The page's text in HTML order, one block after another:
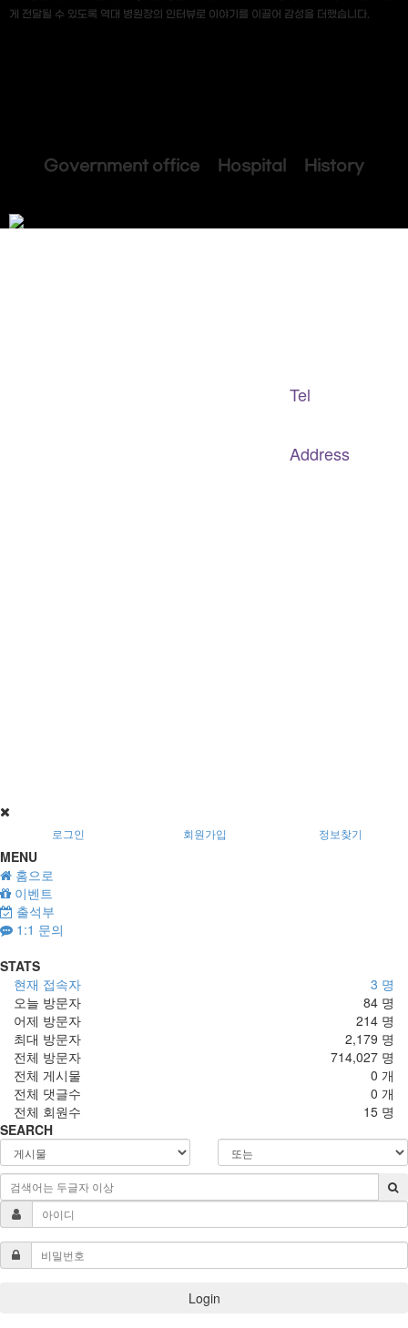
게 전달될 수 있도록 역대 병원장의 인터뷰로 이야기를 이끌어 감성을 더했습니다.
Government office Hospital History
Tel
Address
로그인 회원가입 정보찾기
MENU
홈으로
이벤트
출석부
1:1 문의
STATS
3 명
현재 접속자
84 명
오늘 방문자
214 명
어제 방문자
2,179 명
최대 방문자
714,027 명
전체 방문자
0 개
전체 게시물
0 개
전체 댓글수
15 명
전체 회원수
SEARCH
Login